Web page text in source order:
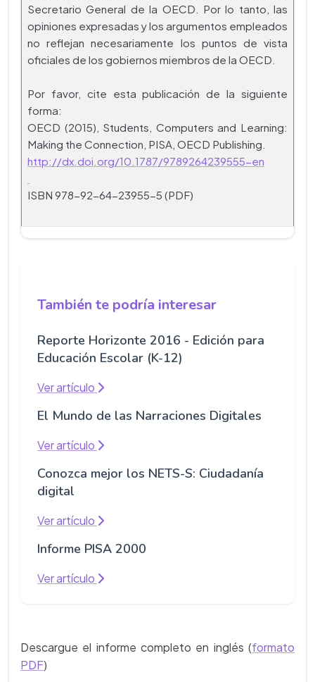
Secretario General de la OECD. Por lo tanto, las
opiniones expresadas y los argumentos empleados
no reflejan necesariamente los puntos de vista
oficiales de los gobiernos miembros de la OECD.
Por favor, cite esta publicación de la siguiente
forma:
OECD (2015), Students, Computers and Learning:
Making the Connection, PISA, OECD Publishing.
http://dx.doi.org/10.1787/9789264239555-en
ISBN 978-92-64-23955-5 (PDF)
También te podría interesar
Reporte Horizonte 2016 - Edición para
Educación Escolar (K-12)
Ver artículo
El Mundo de las Narraciones Digitales
Ver artículo
Conozca mejor los NETS-S: Ciudadanía
digital
Ver artículo
Informe PISA 2000
Ver artículo
Descargue el informe completo en inglés (formato
PDF)